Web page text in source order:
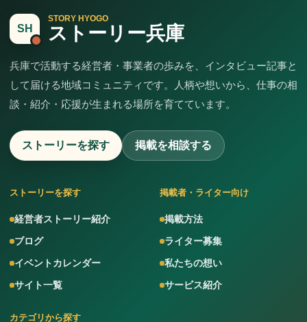
SH
STORY HYOGO
ストーリー兵庫
兵庫で活動する経営者・事業者の歩みを、インタビュー記事と
して届ける地域コミュニティです。人柄や想いから、仕事の相
談・紹介・応援が生まれる場所を育てています。
ストーリーを探す 掲載を相談する
ストーリーを探す
経営者ストーリー紹介
ブログ
イベントカレンダー
サイト一覧
掲載者・ライター向け
掲載方法
ライター募集
私たちの想い
サービス紹介
カテゴリから探す